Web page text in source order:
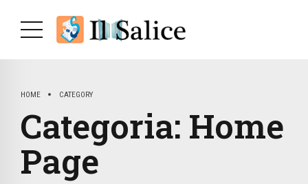
HOME CATEGORY
Categoria: Home
Page